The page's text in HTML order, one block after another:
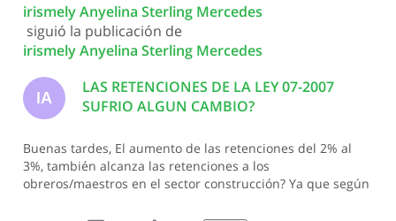
irismely Anyelina Sterling Mercedes
siguió la publicación de
irismely Anyelina Sterling Mercedes
IA
LAS RETENCIONES DE LA LEY 07-2007
SUFRIO ALGUN CAMBIO?
Buenas tardes, El aumento de las retenciones del 2% al
3%, también alcanza las retenciones a los
obreros/maestros en el sector construcción? Ya que según